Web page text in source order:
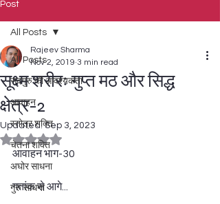
Post
All Posts
सदगुरु की आवश्यकता
आवाहन
स्तोत्र शक्ति
चेतना शक्ति
अघोर साधना
गुरु साधना
All Posts
सूक्ष्म शरीरः गुप्त मठ और सिद्ध
क्षेत्र-2
Rajeev Sharma
Nov 2, 2019 3 min read
Updated:Sep 3, 2023
Rated NaN out of 5 stars.
आवाहन भाग-30
गतांक से आगे...